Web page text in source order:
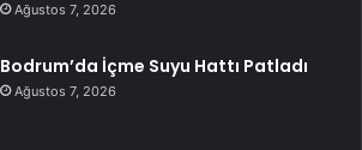
Ağustos 7, 2026
Bodrum’da İçme Suyu Hattı Patladı
Ağustos 7, 2026